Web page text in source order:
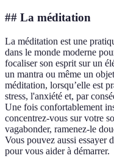
## La méditation
La méditation est une
dans le monde moderne
focaliser son esprit sur un
un mantra ou même un
méditation, lorsqu’elle est
stress, l'anxiété et, par
Une fois confortablement
concentrez-vous sur votre
vagabonder, ramenez-le
Vous pouvez aussi essayer
pour vous aider à démarrer.